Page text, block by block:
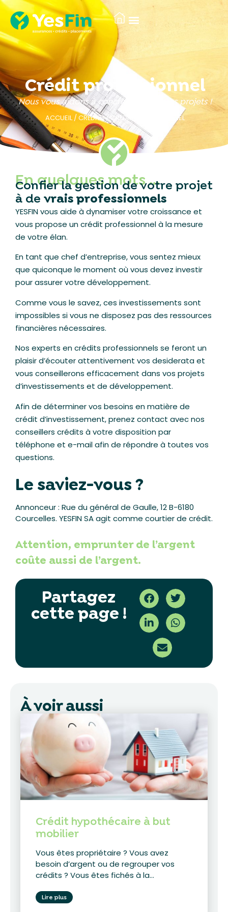
Crédit professionnel
Nous vous aidons à concrétiser tous vos projets !
ACCUEIL/CRÉDITS/CRÉDIT PROFESSIONNEL
En quelques mots …
Confier la gestion de votre projet
à de vrais professionnels
YESFIN vous aide à dynamiser votre croissance et
vous propose un crédit professionnel à la mesure
de votre élan.
En tant que chef d’entreprise, vous sentez mieux
que quiconque le moment où vous devez investir
pour assurer votre développement.
Comme vous le savez, ces investissements sont
impossibles si vous ne disposez pas des ressources
financières nécessaires.
Nos experts en crédits professionnels se feront un
plaisir d’écouter attentivement vos desiderata et
vous conseillerons efficacement dans vos projets
d’investissements et de développement.
Afin de déterminer vos besoins en matière de
crédit d’investissement, prenez contact avec nos
conseillers crédits à votre disposition par
téléphone et e-mail afin de répondre à toutes vos
questions.
Le saviez-vous ?
Annonceur : Rue du général de Gaulle, 12 B-6180
Courcelles. YESFIN SA agit comme courtier de crédit.
Attention, emprunter de l’argent
coûte aussi de l’argent.
Partagez
cette page !
À voir aussi
Crédit hypothécaire à but
mobilier
Vous êtes propriétaire ? Vous avez
besoin d’argent ou de regrouper vos
crédits ? Vous êtes fichés à la...
Lire plus